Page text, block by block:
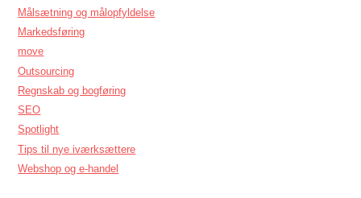
Målsætning og målopfyldelse
Markedsføring
move
Outsourcing
Regnskab og bogføring
SEO
Spotlight
Tips til nye iværksættere
Webshop og e-handel